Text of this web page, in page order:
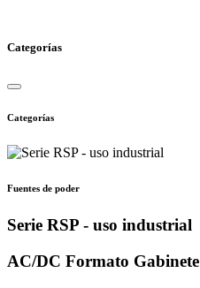
Categorías
Categorías
Fuentes de poder
Serie RSP - uso industrial
AC/DC Formato Gabinete